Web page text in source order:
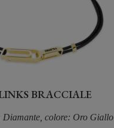
BRACCIALE
Diamante, colore: Oro Giallo